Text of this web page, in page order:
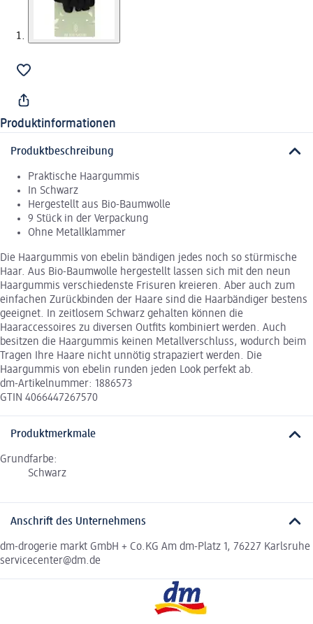
Produktinformationen
Produktbeschreibung
Praktische Haargummis
In Schwarz
Hergestellt aus Bio-Baumwolle
9 Stück in der Verpackung
Ohne Metallklammer
Die Haargummis von ebelin bändigen jedes noch so stürmische
Haar. Aus Bio-Baumwolle hergestellt lassen sich mit den neun
Haargummis verschiedenste Frisuren kreieren. Aber auch zum
einfachen Zurückbinden der Haare sind die Haarbändiger bestens
geeignet. In zeitlosem Schwarz gehalten können die
Haaraccessoires zu diversen Outfits kombiniert werden. Auch
besitzen die Haargummis keinen Metallverschluss, wodurch beim
Tragen Ihre Haare nicht unnötig strapaziert werden. Die
Haargummis von ebelin runden jeden Look perfekt ab.
dm-Artikelnummer: 1886573
GTIN 4066447267570
Produktmerkmale
Grundfarbe:
Schwarz
Anschrift des Unternehmens
dm-drogerie markt GmbH + Co.KG Am dm-Platz 1, 76227 Karlsruhe
servicecenter@dm.de